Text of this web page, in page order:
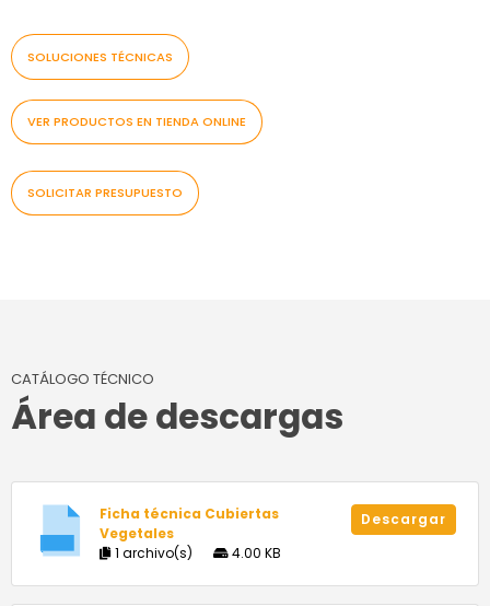
SOLUCIONES TÉCNICAS
VER PRODUCTOS EN TIENDA ONLINE
SOLICITAR PRESUPUESTO
CATÁLOGO TÉCNICO
Área de descargas
Ficha técnica Cubiertas
Vegetales
1 archivo(s)
4.00 KB
Descargar